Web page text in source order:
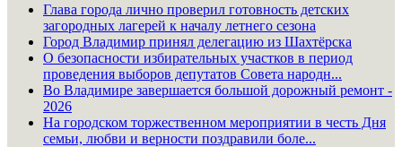
Глава города лично проверил готовность детских
загородных лагерей к началу летнего сезона
Город Владимир принял делегацию из Шахтёрска
О безопасности избирательных участков в период
проведения выборов депутатов Совета народн...
Во Владимире завершается большой дорожный ремонт -
2026
На городском торжественном мероприятии в честь Дня
семьи, любви и верности поздравили боле...